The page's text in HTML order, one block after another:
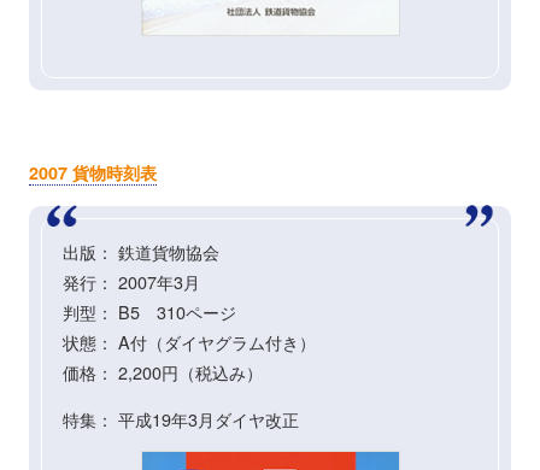
2007 貨物時刻表
出版： 鉄道貨物協会
発行： 2007年3月
判型： B5 310ページ
状態： A付（ダイヤグラム付き）
価格： 2,200円（税込み）
特集： 平成19年3月ダイヤ改正